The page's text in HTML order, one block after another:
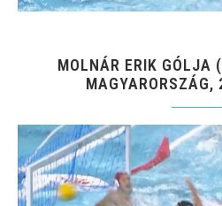
MOLNÁR ERIK GÓLJA